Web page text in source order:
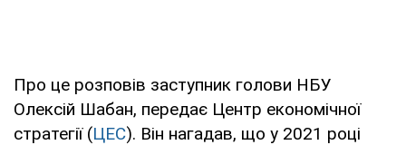
Про це розповів заступник голови НБУ
Олексій Шабан, передає Центр економічної
стратегії (ЦЕС). Він нагадав, що у 2021 році